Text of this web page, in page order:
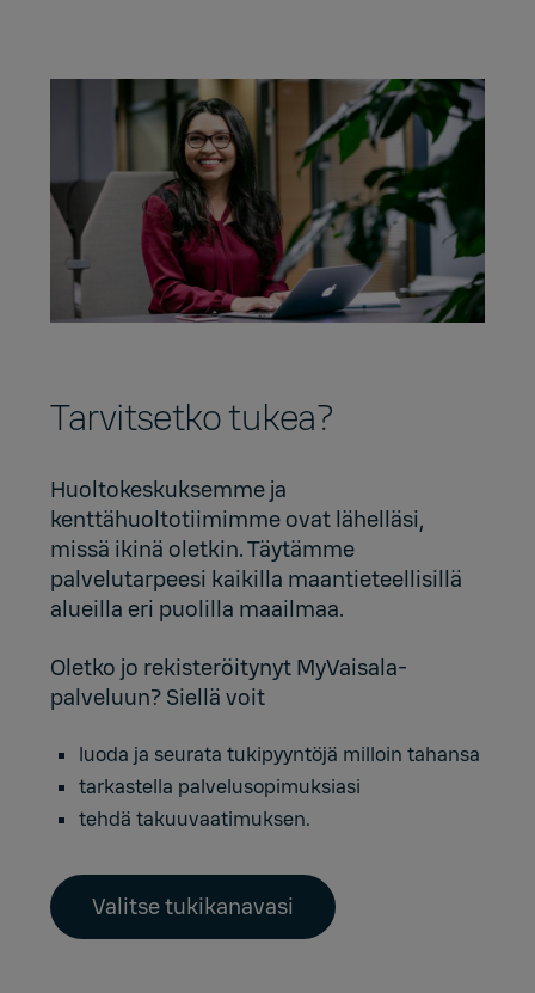
Tarvitsetko tukea?
Huoltokeskuksemme ja
kenttähuoltotiimimme ovat lähelläsi,
missä ikinä oletkin. Täytämme
palvelutarpeesi kaikilla maantieteellisillä
alueilla eri puolilla maailmaa.
Oletko jo rekisteröitynyt MyVaisala-
palveluun? Siellä voit
luoda ja seurata tukipyyntöjä milloin tahansa
tarkastella palvelusopimuksiasi
tehdä takuuvaatimuksen.
Valitse tukikanavasi